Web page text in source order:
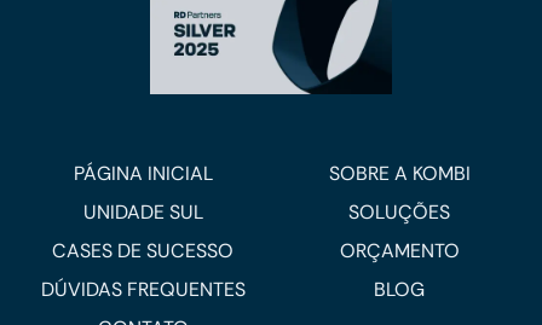
PÁGINA INICIAL
SOBRE A KOMBI
UNIDADE SUL
SOLUÇÕES
CASES DE SUCESSO
ORÇAMENTO
DÚVIDAS FREQUENTES
BLOG